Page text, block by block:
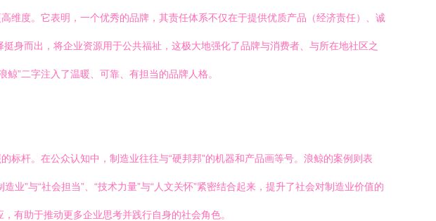
维度。它表明，一个优秀的品牌，其责任体系不仅在于提供优质产品（经济责任）、诚
身而出，将企业资源用于公共福祉，这极大地强化了品牌与消费者、与所在地社区之
”二字注入了温暖、可靠、有担当的品牌人格。
杆。在公众认知中，制造业往往与“硬邦邦”的机器和产品画等号。浪鲸的案例则表
”与“社会担当”、“技术力量”与“人文关怀”紧密结合起来，提升了社会对制造业价值的
有助于推动更多企业思考并践行自身的社会角色。